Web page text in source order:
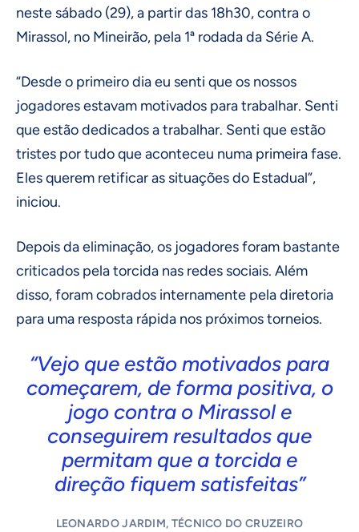
neste sábado (29), a partir das 18h30, contra o
Mirassol, no Mineirão, pela 1ª rodada da Série A.
“Desde o primeiro dia eu senti que os nossos
jogadores estavam motivados para trabalhar. Senti
que estão dedicados a trabalhar. Senti que estão
tristes por tudo que aconteceu numa primeira fase.
Eles querem retificar as situações do Estadual”,
iniciou.
Depois da eliminação, os jogadores foram bastante
criticados pela torcida nas redes sociais. Além
disso, foram cobrados internamente pela diretoria
para uma resposta rápida nos próximos torneios.
“Vejo que estão motivados para
começarem, de forma positiva, o
jogo contra o Mirassol e
conseguirem resultados que
permitam que a torcida e
direção fiquem satisfeitas”
LEONARDO JARDIM, TÉCNICO DO CRUZEIRO